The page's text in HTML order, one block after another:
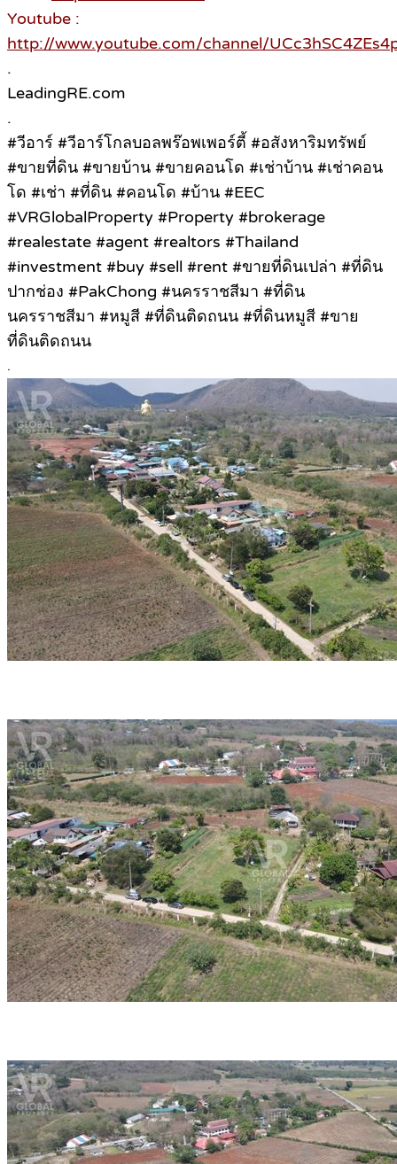
Youtube :
http://www.youtube.com/channel/
.
LeadingRE.com
.
#วีอาร์ #วีอาร์โกลบอลพร๊อพเพอร์ตี้ #อสังหาริมทรัพย์
#ขายที่ดิน #ขายบ้าน #ขายคอนโด #เช่าบ้าน #เช่าคอน
โด #เช่า #ที่ดิน #คอนโด #บ้าน #EEC
#VRGlobalProperty #Property #brokerage
#realestate #agent #realtors #Thailand
#investment #buy #sell #rent #ขายที่ดินเปล่า #ที่ดิน
ปากช่อง #PakChong #นครราชสีมา #ที่ดิน
นครราชสีมา #หมูสี #ที่ดินติดถนน #ที่ดินหมูสี #ขาย
ที่ดินติดถนน
.